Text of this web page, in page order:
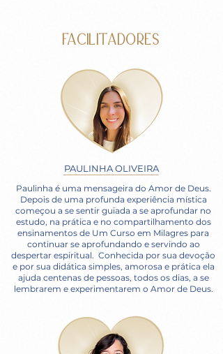
FACILITADORES
PAULINHA OLIVEIRA
Paulinha é uma mensageira do Amor de Deus.
Depois de uma profunda experiência mística
começou a se sentir guiada a se aprofundar no
estudo, na prática e no compartilhamento dos
ensinamentos de Um Curso em Milagres para
continuar se aprofundando e servindo ao
despertar espiritual. Conhecida por sua devoção
e por sua didática simples, amorosa e prática ela
ajuda centenas de pessoas, todos os dias, a se
lembrarem e experimentarem o Amor de Deus.